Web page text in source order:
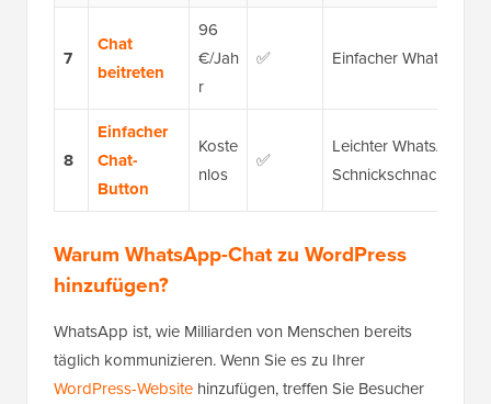
7
Chat
beitreten
96
€/Jah
r
✅ Einfacher WhatsApp-
8
Einfacher
Chat-
Button
Koste
nlos
✅
Leichter WhatsApp-
Schnickschnack
Warum WhatsApp-Chat zu WordPress
hinzufügen?
WhatsApp ist, wie Milliarden von Menschen bereits
täglich kommunizieren. Wenn Sie es zu Ihrer
WordPress-Website hinzufügen, treffen Sie Besucher